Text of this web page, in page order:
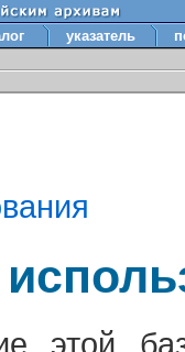
указатель
этой